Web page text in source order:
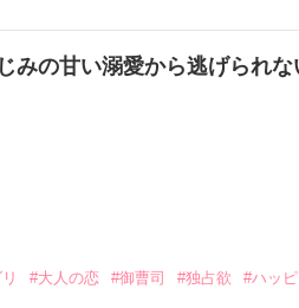
みの甘い溺愛から逃げられな
#大人の恋 #御曹司 #独占欲 #ハッ